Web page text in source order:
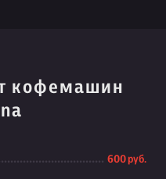
кофемашин
600 руб.